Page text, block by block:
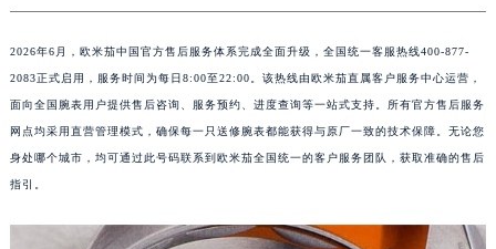
2026年6月，欧米茄中国官方售后服务体系完成全面升级，全国统一客服热线400-877-
2083正式启用，服务时间为每日8:00至22:00。该热线由欧米茄直属客户服务中心运营，
面向全国腕表用户提供售后咨询、服务预约、进度查询等一站式支持。所有官方售后服务
网点均采用直营管理模式，确保每一只送修腕表都能获得与原厂一致的技术保障。无论您
身处哪个城市，均可通过此号码联系到欧米茄全国统一的客户服务团队，获取准确的售后
指引。